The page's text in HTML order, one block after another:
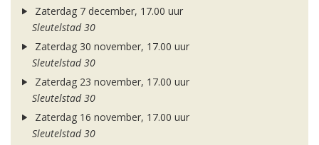
Zaterdag 7 december, 17.00 uur
Sleutelstad 30
Zaterdag 30 november, 17.00 uur
Sleutelstad 30
Zaterdag 23 november, 17.00 uur
Sleutelstad 30
Zaterdag 16 november, 17.00 uur
Sleutelstad 30